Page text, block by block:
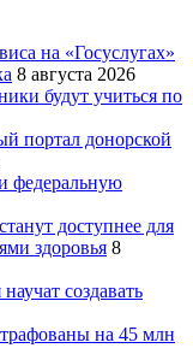
на «Госуслугах»
8 августа 2026
будут учиться по
портал донорской
федеральную
доступнее для
здоровья 8
создавать
на 45 млн